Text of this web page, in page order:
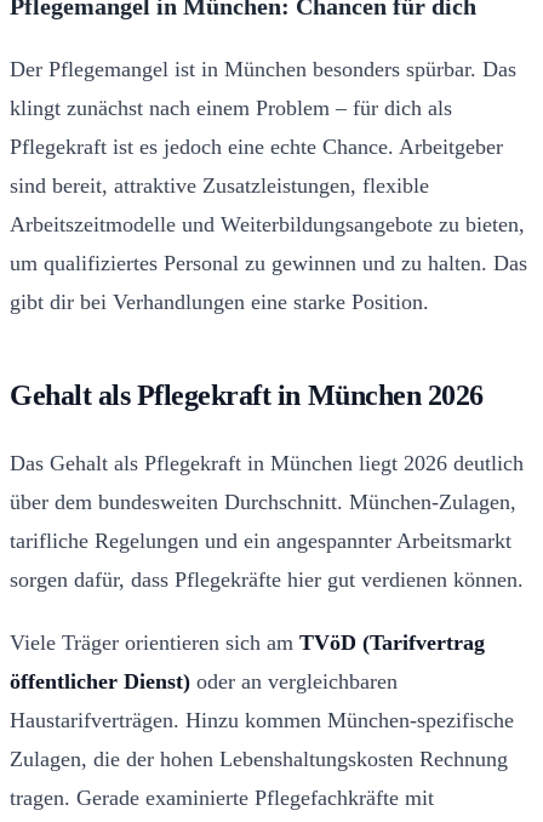
Pflegemangel in München: Chancen für dich
Der Pflegemangel ist in München besonders spürbar. Das
klingt zunächst nach einem Problem – für dich als
Pflegekraft ist es jedoch eine echte Chance. Arbeitgeber
sind bereit, attraktive Zusatzleistungen, flexible
Arbeitszeitmodelle und Weiterbildungsangebote zu bieten,
um qualifiziertes Personal zu gewinnen und zu halten. Das
gibt dir bei Verhandlungen eine starke Position.
Gehalt als Pflegekraft in München 2026
Das Gehalt als Pflegekraft in München liegt 2026 deutlich
über dem bundesweiten Durchschnitt. München-Zulagen,
tarifliche Regelungen und ein angespannter Arbeitsmarkt
sorgen dafür, dass Pflegekräfte hier gut verdienen können.
Viele Träger orientieren sich am TVöD (Tarifvertrag
öffentlicher Dienst) oder an vergleichbaren
Haustarifverträgen. Hinzu kommen München-spezifische
Zulagen, die der hohen Lebenshaltungskosten Rechnung
tragen. Gerade examinierte Pflegefachkräfte mit